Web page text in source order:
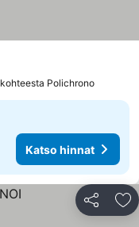
Polichrono
Katso hinnat
Jaa